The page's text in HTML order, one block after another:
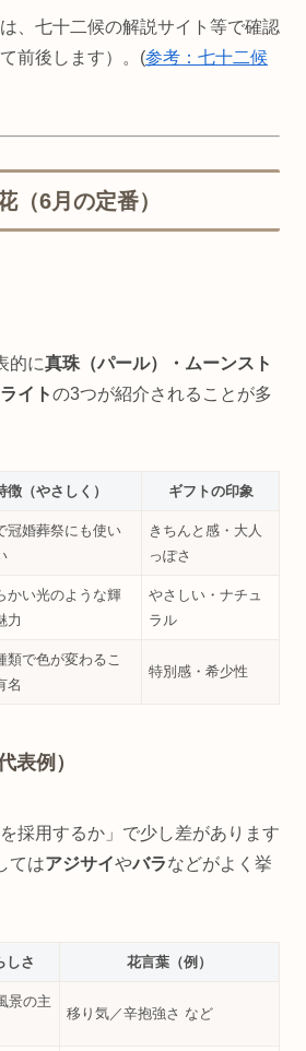
、七十二候の解説サイト等で確認
前後します）。(参考：七十二候
（6月の定番）
的に真珠（パール）・ムーンスト
イトの3つが紹介されることが多
徴（やさしく） ギフトの印象
冠婚葬祭にも使い
きちんと感・大人
っぽさ
かい光のような輝
力
やさしい・ナチュ
ラル
類で色が変わるこ
名
特別感・希少性
表例）
採用するか」で少し差があります
てはアジサイやバラなどがよく挙
しさ 花言葉（例）
景の主
移り気／辛抱強さ など